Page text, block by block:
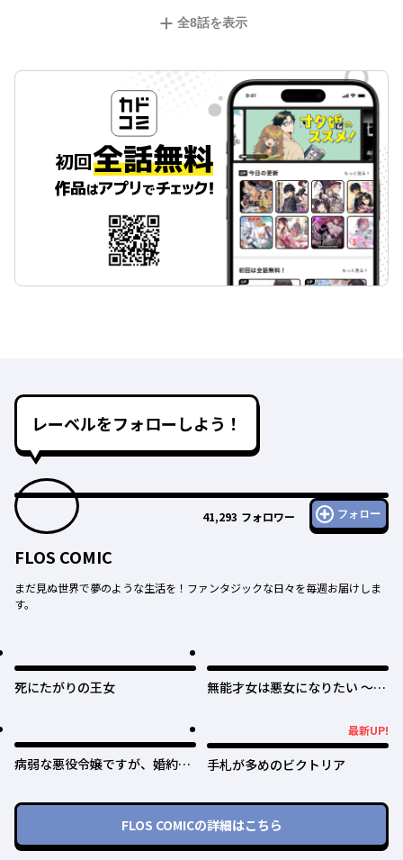
全8話を表示
レーベルをフォローしよう！
41,293 フォロワー フォロー
FLOS COMIC
まだ見ぬ世界で夢のような生活を！ファンタジックな日々を毎週お届けしま
す。
死にたがりの王女
無能才女は悪女になりたい ～義
爵様の溺愛に気づかない～
病弱な悪役令嬢ですが、婚約者
たち犬猿の仲でしたよね!?)
最新UP!
手札が多めのビクトリア
FLOS COMICの詳細はこちら